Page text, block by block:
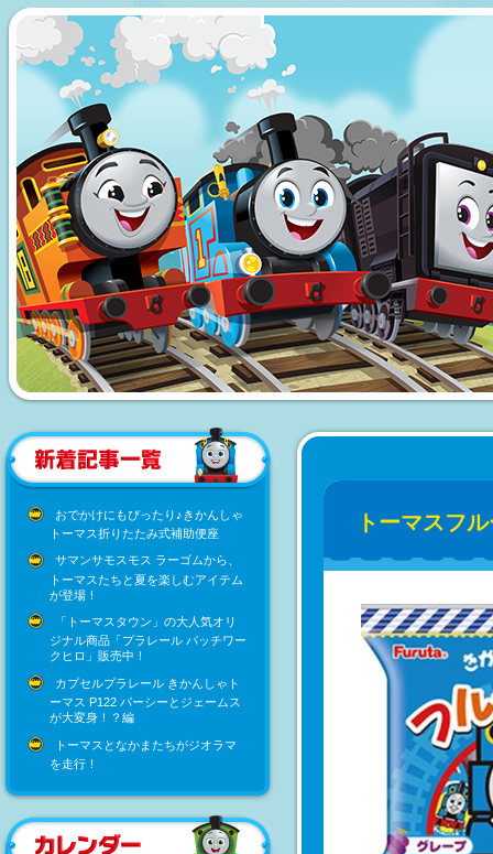
おでかけにもぴったり♪きかんしゃ
トーマス折りたたみ式補助便座
サマンサモスモス ラーゴムから、
トーマスたちと夏を楽しむアイテム
が登場！
「トーマスタウン」の大人気オリ
ジナル商品「プラレール パッチワー
クヒロ」販売中！
カプセルプラレール きかんしゃト
ーマス P122 パーシーとジェームス
が大変身！？編
トーマスとなかまたちがジオラマ
を走行！
トーマスフ